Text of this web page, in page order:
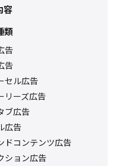
容
類
告
告
セル広告
リーズ広告
ブ広告
広告
ドコンテンツ広告
ション広告